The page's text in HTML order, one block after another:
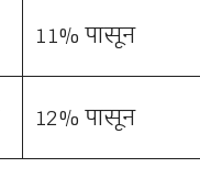
11% पासून
12% पासून